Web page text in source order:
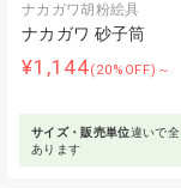
ナカガワ胡粉絵具
ナカガワ 砂子筒
¥1,144(20%OFF)～
サイズ・販売単位違いで全
あります